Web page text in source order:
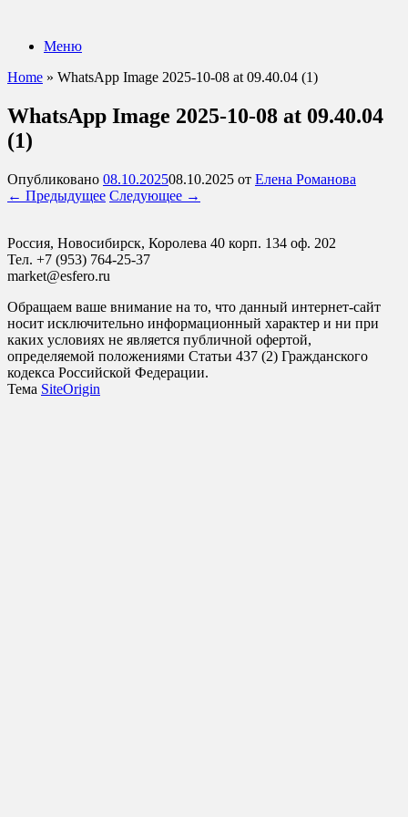
содержанию
Меню
Home » WhatsApp Image 2025-10-08 at 09.40.04 (1)
WhatsApp Image 2025-10-08 at 09.40.04
(1)
Опубликовано 08.10.202508.10.2025 от Елена Романова
← Предыдущее Следующее →
Россия, Новосибирск, Королева 40 корп. 134 оф. 202
Тел. +7 (953) 764-25-37
market@esfero.ru
Обращаем ваше внимание на то, что данный интернет-сайт
носит исключительно информационный характер и ни при
каких условиях не является публичной офертой,
определяемой положениями Статьи 437 (2) Гражданского
кодекса Российской Федерации.
Тема SiteOrigin